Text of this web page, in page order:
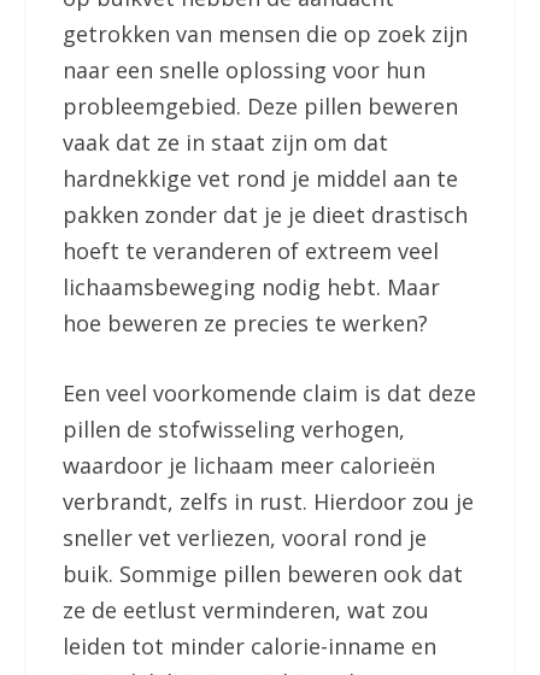
getrokken van mensen die op zoek zijn
naar een snelle oplossing voor hun
probleemgebied. Deze pillen beweren
vaak dat ze in staat zijn om dat
hardnekkige vet rond je middel aan te
pakken zonder dat je je dieet drastisch
hoeft te veranderen of extreem veel
lichaamsbeweging nodig hebt. Maar
hoe beweren ze precies te werken?
Een veel voorkomende claim is dat deze
pillen de stofwisseling verhogen,
waardoor je lichaam meer calorieën
verbrandt, zelfs in rust. Hierdoor zou je
sneller vet verliezen, vooral rond je
buik. Sommige pillen beweren ook dat
ze de eetlust verminderen, wat zou
leiden tot minder calorie-inname en